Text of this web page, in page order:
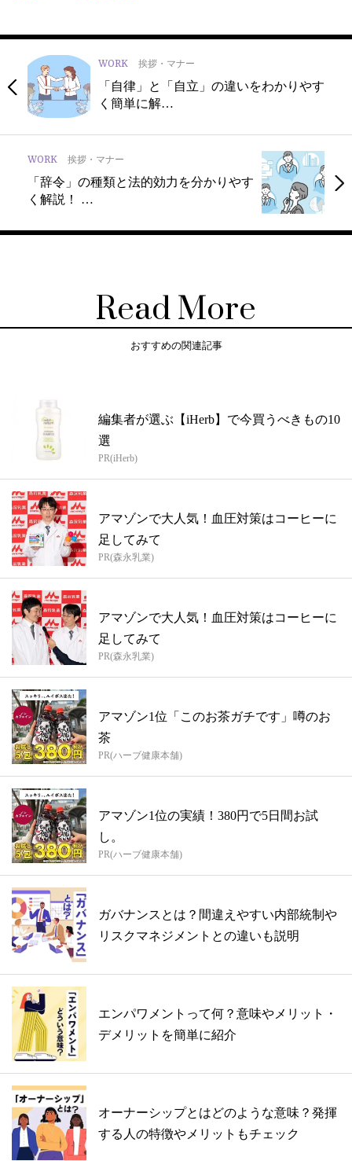
WORK 挨拶・マナー
「自律」と「自立」の違いをわかりやす
く簡単に解…
WORK 挨拶・マナー
「辞令」の種類と法的効力を分かりやす
く解説！ …
Read More
おすすめの関連記事
編集者が選ぶ【iHerb】で今買うべきもの10
選
PR(iHerb)
アマゾンで大人気！血圧対策はコーヒーに
足してみて
PR(森永乳業)
アマゾンで大人気！血圧対策はコーヒーに
足してみて
PR(森永乳業)
アマゾン1位「このお茶ガチです」噂のお
茶
PR(ハーブ健康本舗)
アマゾン1位の実績！380円で5日間お試
し。
PR(ハーブ健康本舗)
ガバナンスとは？間違えやすい内部統制や
リスクマネジメントとの違いも説明
エンパワメントって何？意味やメリット・
デメリットを簡単に紹介
オーナーシップとはどのような意味？発揮
する人の特徴やメリットもチェック